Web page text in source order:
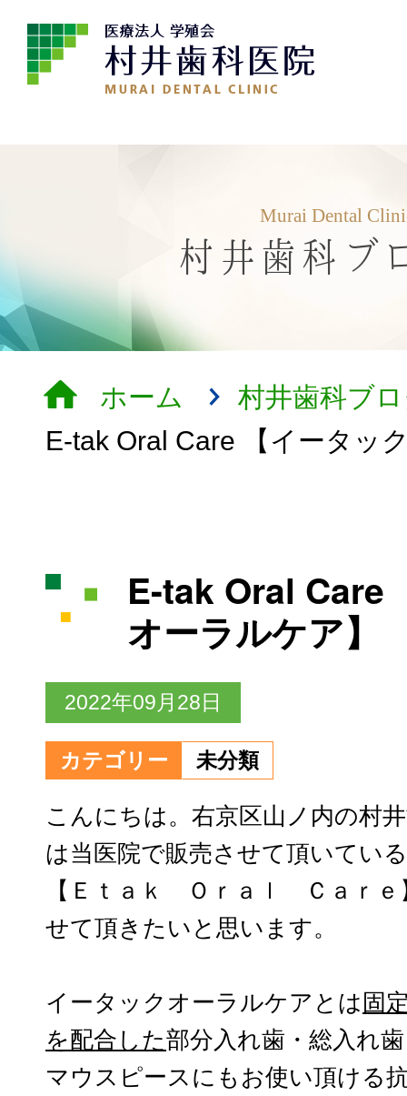
Murai Dental
村井歯科ブ
ホーム
村井歯科ブ
E-tak Oral Care 【イータッ
E-tak Oral Care
オーラルケア】
2022年09月28日
カテゴリー 未分類
こんにちは。右京区山ノ内の村
は当医院で販売させて頂いている
【Ｅｔａｋ Ｏｒａｌ Ｃａｒｅ
せて頂きたいと思います。
イータックオーラルケアとは 固
を配合した部分入れ歯・総入れ
マウスピースにもお使い頂ける